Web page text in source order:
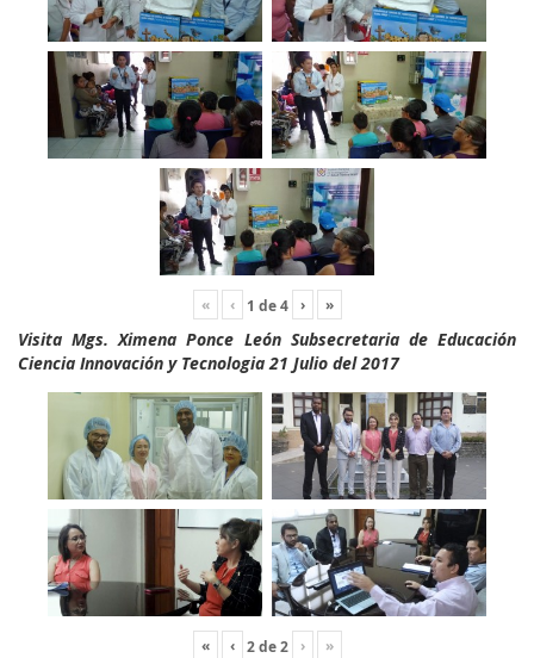
« ‹ 1 de4 › »
Visita Mgs. Ximena Ponce León Subsecretaria de Educación
Ciencia Innovación y Tecnologia 21 Julio del 2017
« ‹ 2de2 › »